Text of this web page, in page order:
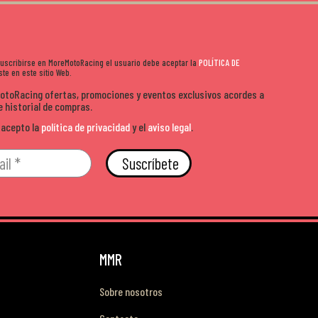
en MoreMotoRacing el usuario debe aceptar la POLÍTICA DE
en este sitio Web.
ofertas, promociones y eventos exclusivos acordes a
historial de compras.
la política de privacidady el aviso legal.
Suscríbete
MMR
Sobre nosotros